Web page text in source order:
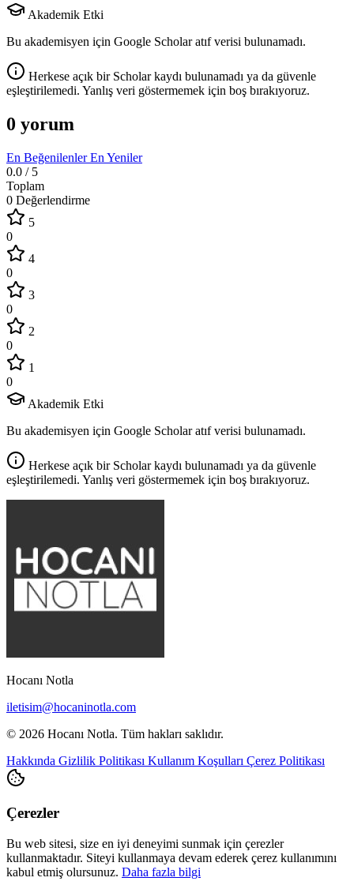
Akademik Etki
Bu akademisyen için Google Scholar atıf verisi bulunamadı.
Herkese açık bir Scholar kaydı bulunamadı ya da güvenle
eşleştirilemedi. Yanlış veri göstermemek için boş bırakıyoruz.
0 yorum
En BeğenilenlerEn Yeniler
0.0 / 5
Toplam
0 Değerlendirme
5
0
4
0
3
0
2
0
1
0
Akademik Etki
Bu akademisyen için Google Scholar atıf verisi bulunamadı.
Herkese açık bir Scholar kaydı bulunamadı ya da güvenle
eşleştirilemedi. Yanlış veri göstermemek için boş bırakıyoruz.
Hocanı Notla
iletisim@hocaninotla.com
© 2026 Hocanı Notla. Tüm hakları saklıdır.
Hakkında Gizlilik Politikası Kullanım Koşulları Çerez Politikası
Çerezler
Bu web sitesi, size en iyi deneyimi sunmak için çerezler
kullanmaktadır. Siteyi kullanmaya devam ederek çerez kullanımını
kabul etmiş olursunuz. Daha fazla bilgi